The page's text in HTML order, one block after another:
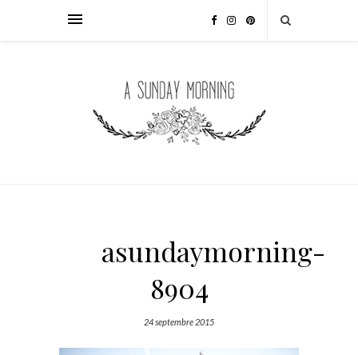
asundaymorning-
8904
24 septembre 2015